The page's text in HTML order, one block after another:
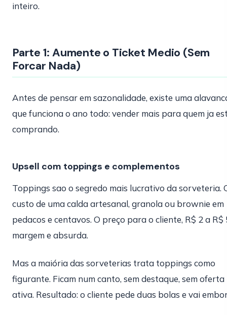
inteiro.
Parte 1: Aumente o Ticket Medio (Sem
Forcar Nada)
Antes de pensar em sazonalidade, existe uma
que funciona o ano todo: vender mais para quem ja
comprando.
Upsell com toppings e complementos
Toppings sao o segredo mais lucrativo da sorveteria.
custo de uma calda artesanal, granola ou brownie em
pedacos e centavos. O preço para o cliente, R$ 2 a R$
margem e absurda.
Mas a maiória das sorveterias trata toppings como
figurante. Ficam num canto, sem destaque, sem oferta
ativa. Resultado: o cliente pede duas bolas e vai